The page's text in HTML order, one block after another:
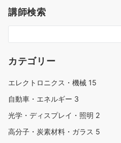
講師検索
カテゴリー
エレクトロニクス・機械 15
自動車・エネルギー 3
光学・ディスプレイ・照明 2
高分子・炭素材料・ガラス 5